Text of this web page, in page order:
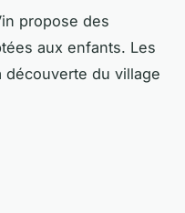
propose des
aux enfants. Les
découverte du village